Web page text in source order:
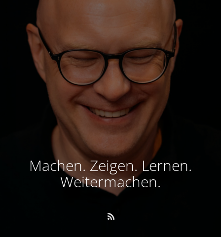
Machen. Zeigen. Lernen.
Weitermachen.